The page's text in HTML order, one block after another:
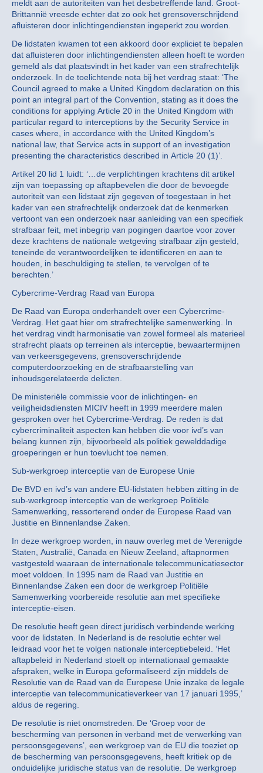
meldt aan de autoriteiten van het desbetreffende land. Groot-
Brittannië vreesde echter dat zo ook het grensoverschrijdend
afluisteren door inlichtingendiensten ingeperkt zou worden.
De lidstaten kwamen tot een akkoord door expliciet te bepalen
dat afluisteren door inlichtingendiensten alleen hoeft te worden
gemeld als dat plaatsvindt in het kader van een strafrechtelijk
onderzoek. In de toelichtende nota bij het verdrag staat: ‘The
Council agreed to make a United Kingdom declaration on this
point an integral part of the Convention, stating as it does the
conditions for applying Article 20 in the United Kingdom with
particular regard to interceptions by the Security Service in
cases where, in accordance with the United Kingdom’s
national law, that Service acts in support of an investigation
presenting the characteristics described in Article 20 (1)’.
Artikel 20 lid 1 luidt: ‘…de verplichtingen krachtens dit artikel
zijn van toepassing op aftapbevelen die door de bevoegde
autoriteit van een lidstaat zijn gegeven of toegestaan in het
kader van een strafrechtelijk onderzoek dat de kenmerken
vertoont van een onderzoek naar aanleiding van een specifiek
strafbaar feit, met inbegrip van pogingen daartoe voor zover
deze krachtens de nationale wetgeving strafbaar zijn gesteld,
teneinde de verantwoordelijken te identificeren en aan te
houden, in beschuldiging te stellen, te vervolgen of te
berechten.’
Cybercrime-Verdrag Raad van Europa
De Raad van Europa onderhandelt over een Cybercrime-
Verdrag. Het gaat hier om strafrechtelijke samenwerking. In
het verdrag vindt harmonisatie van zowel formeel als materieel
strafrecht plaats op terreinen als interceptie, bewaartermijnen
van verkeersgegevens, grensoverschrijdende
computerdoorzoeking en de strafbaarstelling van
inhoudsgerelateerde delicten.
De ministeriële commissie voor de inlichtingen- en
veiligheidsdiensten MICIV heeft in 1999 meerdere malen
gesproken over het Cybercrime-Verdrag. De reden is dat
cybercriminaliteit aspecten kan hebben die voor ivd’s van
belang kunnen zijn, bijvoorbeeld als politiek gewelddadige
groeperingen er hun toevlucht toe nemen.
Sub-werkgroep interceptie van de Europese Unie
De BVD en ivd’s van andere EU-lidstaten hebben zitting in de
sub-werkgroep interceptie van de werkgroep Politiële
Samenwerking, ressorterend onder de Europese Raad van
Justitie en Binnenlandse Zaken.
In deze werkgroep worden, in nauw overleg met de Verenigde
Staten, Australië, Canada en Nieuw Zeeland, aftapnormen
vastgesteld waaraan de internationale telecommunicatiesector
moet voldoen. In 1995 nam de Raad van Justitie en
Binnenlandse Zaken een door de werkgroep Politiële
Samenwerking voorbereide resolutie aan met specifieke
interceptie-eisen.
De resolutie heeft geen direct juridisch verbindende werking
voor de lidstaten. In Nederland is de resolutie echter wel
leidraad voor het te volgen nationale interceptiebeleid. ‘Het
aftapbeleid in Nederland stoelt op internationaal gemaakte
afspraken, welke in Europa geformaliseerd zijn middels de
Resolutie van de Raad van de Europese Unie inzake de legale
interceptie van telecommunicatieverkeer van 17 januari 1995,’
aldus de regering.
De resolutie is niet onomstreden. De ‘Groep voor de
bescherming van personen in verband met de verwerking van
persoonsgegevens’, een werkgroep van de EU die toeziet op
de bescherming van persoonsgegevens, heeft kritiek op de
onduidelijke juridische status van de resolutie. De werkgroep